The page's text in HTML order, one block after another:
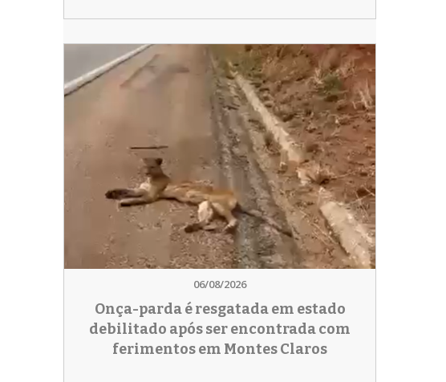
06/08/2026
Onça-parda é resgatada em estado
debilitado após ser encontrada com
ferimentos em Montes Claros